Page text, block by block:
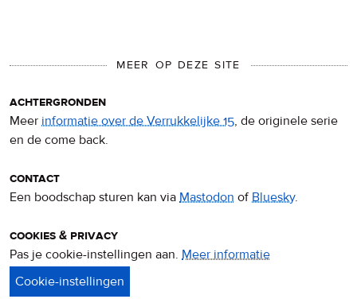
MEER OP DEZE SITE
achtergronden
Meer informatie over de Verrukkelijke 15, de originele serie
en de come back.
contact
Een boodschap sturen kan via Mastodon ofBluesky.
cookies & privacy
Pas je cookie-instellingen aan. Meer informatie